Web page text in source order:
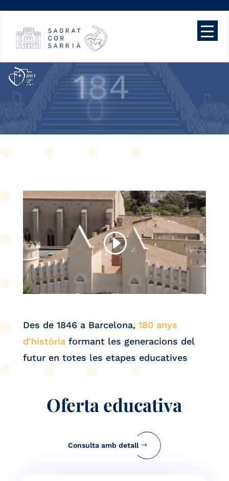
Des de 1846 a Barcelona, 180 anys
d’històriaformant les generacions del
futur en totes les etapes educatives
Oferta educativa
Consulta amb detall